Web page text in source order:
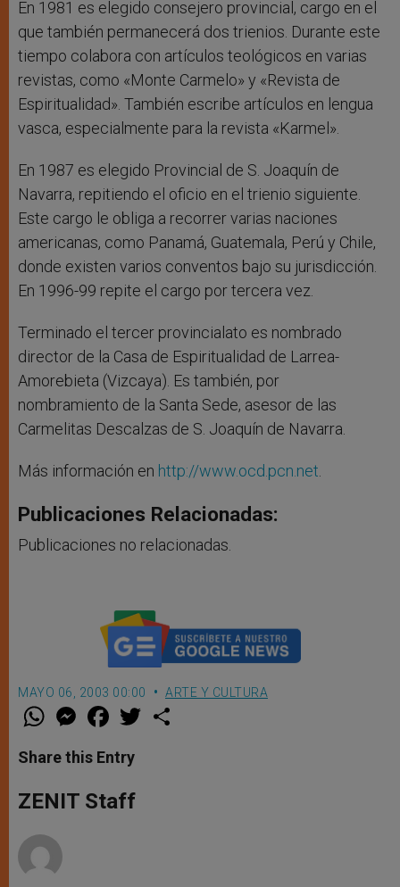
En 1981 es elegido consejero provincial, cargo en el
que también permanecerá dos trienios. Durante este
tiempo colabora con artículos teológicos en varias
revistas, como «Monte Carmelo» y «Revista de
Espiritualidad». También escribe artículos en lengua
vasca, especialmente para la revista «Karmel».
En 1987 es elegido Provincial de S. Joaquín de
Navarra, repitiendo el oficio en el trienio siguiente.
Este cargo le obliga a recorrer varias naciones
americanas, como Panamá, Guatemala, Perú y Chile,
donde existen varios conventos bajo su jurisdicción.
En 1996-99 repite el cargo por tercera vez.
Terminado el tercer provincialato es nombrado
director de la Casa de Espiritualidad de Larrea-
Amorebieta (Vizcaya). Es también, por
nombramiento de la Santa Sede, asesor de las
Carmelitas Descalzas de S. Joaquín de Navarra.
Más información en http://www.ocd.pcn.net.
Publicaciones Relacionadas:
Publicaciones no relacionadas.
MAYO 06, 2003 00:00 ARTE Y CULTURA
W
t
s
p
p
M
e
s
e
g
e
F
a
e
b
o
k
w
Share this Entry
ZENIT Staff